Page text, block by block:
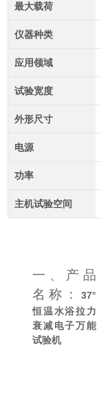
最大载荷
仪器种类
应用领域
试验宽度
外形尺寸
电源
功率
主机试验空间
一、 产品
名称：
37°
恒温水浴拉力
衰减电子万能
试验机